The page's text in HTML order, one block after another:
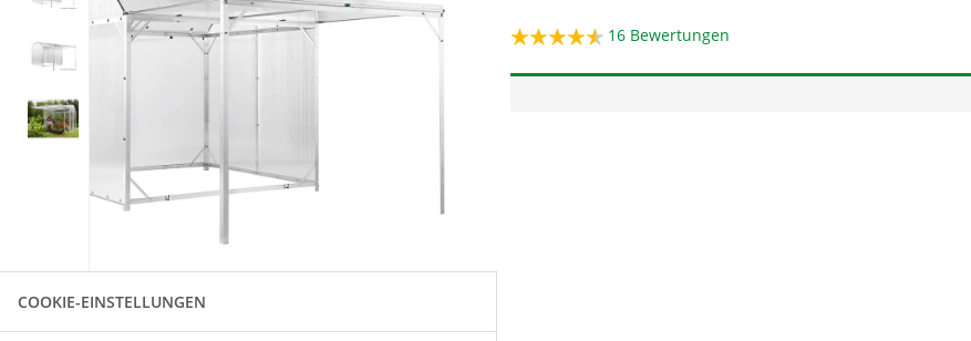
Für größere Ansicht Maus über das Bild ziehen
16 Bewertungen
COOKIE-EINSTELLUNGEN